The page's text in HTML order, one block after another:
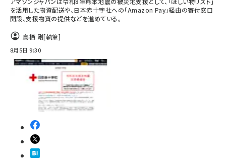
を活用した物資配送や、日本赤十字社への「Amazon Pay」経由の寄付窓口
開設、支援物資の提供などを進めている。
鳥栖 剛[執筆]
8月5日 9:30